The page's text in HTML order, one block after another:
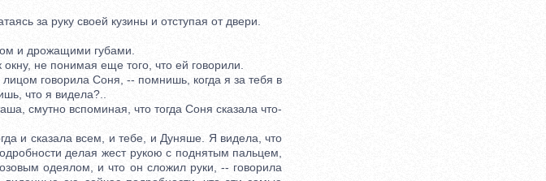
за руку своей кузины и отступая от двери.
и дрожащими губами.
не понимая еще того, что ей говорили.
говорила Соня, -- помнишь, когда я за тебя в
что я видела?..
смутно вспоминая, что тогда Соня сказала что-
и сказала всем, и тебе, и Дуняше. Я видела, что
делая жест рукою с поднятым пальцем,
одеялом, и что он сложил руки, -- говорила